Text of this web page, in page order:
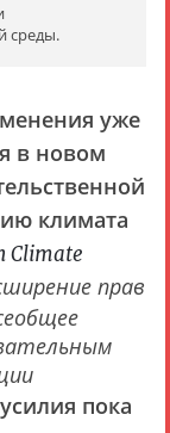
среды.
уже
в новом
климата
Climate
прав
пока